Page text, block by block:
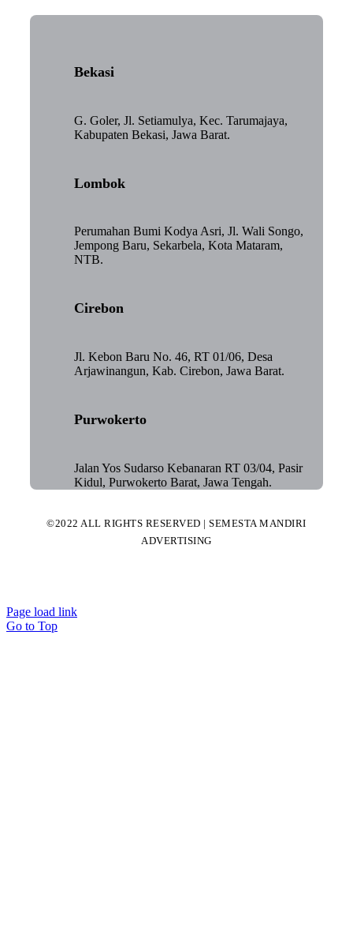
Bekasi
G. Goler, Jl. Setiamulya, Kec. Tarumajaya,
Kabupaten Bekasi, Jawa Barat.
Lombok
Perumahan Bumi Kodya Asri, Jl. Wali Songo,
Jempong Baru, Sekarbela, Kota Mataram,
NTB.
Cirebon
Jl. Kebon Baru No. 46, RT 01/06, Desa
Arjawinangun, Kab. Cirebon, Jawa Barat.
Purwokerto
Jalan Yos Sudarso Kebanaran RT 03/04, Pasir
Kidul, Purwokerto Barat, Jawa Tengah.
©2022 ALL RIGHTS RESERVED | SEMESTA MANDIRI
ADVERTISING
Page load link
Go to Top